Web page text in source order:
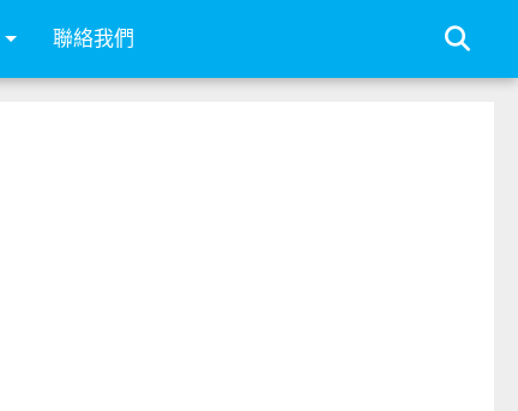
聯絡我們